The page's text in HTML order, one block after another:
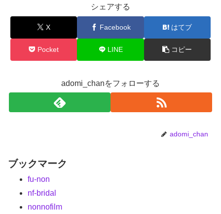
シェアする
X Facebook はてブ
Pocket LINE コピー
adomi_chanをフォローする
adomi_chan
ブックマーク
fu-non
nf-bridal
nonnofilm